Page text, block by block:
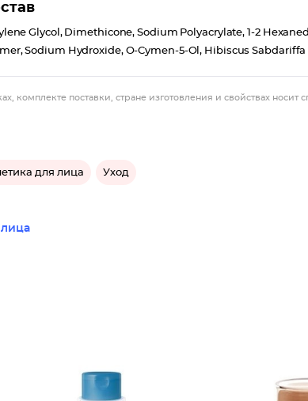
Glycol, Dimethicone, Sodium Polyacrylate, 1-2
Sodium Hydroxide, O-Cymen-5-Ol, Hibiscus Sabdariffa
комплекте поставки, стране изготовления и свойствах носит
для лица Уход